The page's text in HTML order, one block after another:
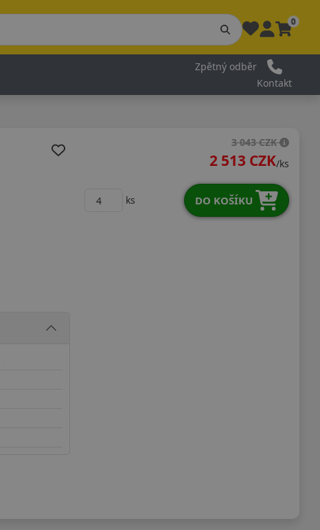
0
Zpětný odběr
Kontakt
3 043 CZK
2 513 CZK/ks
ks DO KOŠÍKU